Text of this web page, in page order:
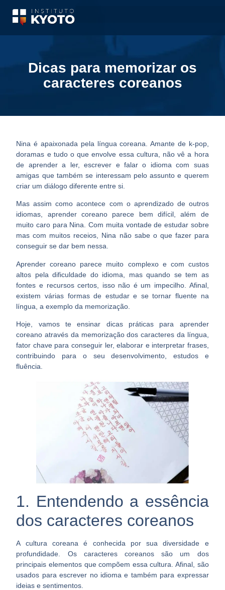
Dicas para memorizar os
caracteres coreanos
Nina é apaixonada pela língua coreana. Amante de k-pop,
doramas e tudo o que envolve essa cultura, não vê a hora
de aprender a ler, escrever e falar o idioma com suas
amigas que também se interessam pelo assunto e querem
criar um diálogo diferente entre si.
Mas assim como acontece com o aprendizado de outros
idiomas, aprender coreano parece bem difícil, além de
muito caro para Nina. Com muita vontade de estudar sobre
mas com muitos receios, Nina não sabe o que fazer para
conseguir se dar bem nessa.
Aprender coreano parece muito complexo e com custos
altos pela dificuldade do idioma, mas quando se tem as
fontes e recursos certos, isso não é um impecilho. Afinal,
existem várias formas de estudar e se tornar fluente na
língua, a exemplo da memorização.
Hoje, vamos te ensinar dicas práticas para aprender
coreano através da memorização dos caracteres da língua,
fator chave para conseguir ler, elaborar e interpretar frases,
contribuindo para o seu desenvolvimento, estudos e
fluência.
1. Entendendo a essência
dos caracteres coreanos
A cultura coreana é conhecida por suadiversidade e
profundidade . Os caracteres coreanos são um dos
principais elementos que compõem essa cultura. Afinal, são
usados para escrever no idioma e também para expressar
ideias e sentimentos.